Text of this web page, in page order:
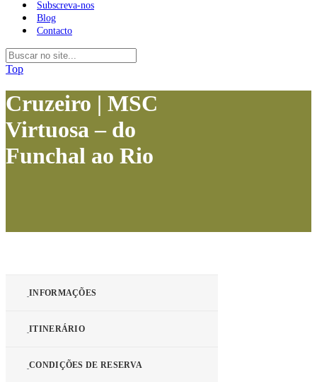
Subscreva-nos
Blog
Contacto
Top
Cruzeiro | MSC
Virtuosa – do
Funchal ao Rio
INFORMAÇÕES
ITINERÁRIO
CONDIÇÕES DE RESERVA